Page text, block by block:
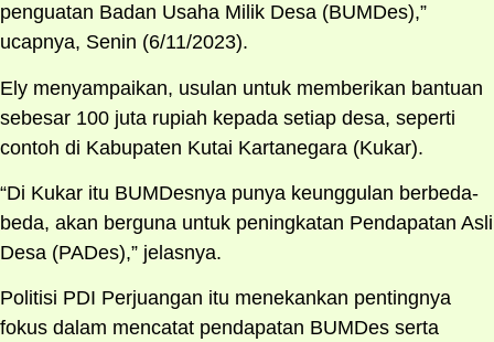
penguatan Badan Usaha Milik Desa (BUMDes),”
ucapnya, Senin (6/11/2023).
Ely menyampaikan, usulan untuk memberikan bantuan
sebesar 100 juta rupiah kepada setiap desa, seperti
contoh di Kabupaten Kutai Kartanegara (Kukar).
“Di Kukar itu BUMDesnya punya keunggulan berbeda-
beda, akan berguna untuk peningkatan Pendapatan Asli
Desa (PADes),” jelasnya.
Politisi PDI Perjuangan itu menekankan pentingnya
fokus dalam mencatat pendapatan BUMDes serta